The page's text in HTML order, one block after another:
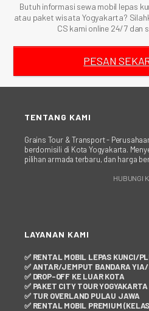
Butuh informasi sewa mobil lepas
atau paket wisata Yogyakarta?
CS kami online 24/7 dan
PESAN
TENTANG KAMI
Grains Tour & Transport -
berdomisili di Kota Yogyakarta.
pilihan armada terbaru, dan harga
HUBUNGI
LAYANAN KAMI
✅ RENTAL MOBIL LEPAS KUNCI/
✅ ANTAR/JEMPUT BANDARA YIA/
✅ DROP-OFF KE LUAR KOTA
✅ PAKET CITY TOUR YOGYAKARTA
✅ TUR OVERLAND PULAU JAWA
✅ RENTAL MOBIL PREMIUM